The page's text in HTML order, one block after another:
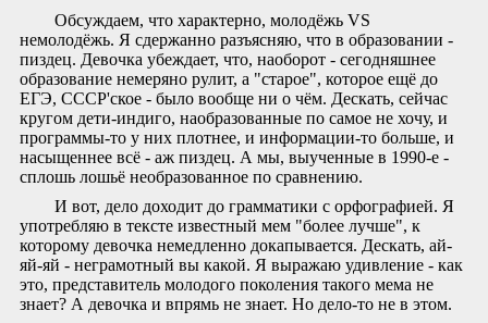
Обсуждаем, что характерно, молодёжь VS
немолодёжь. Я сдержанно разъясняю, что в образовании -
пиздец. Девочка убеждает, что, наоборот - сегодняшнее
образование немеряно рулит, а "старое", которое ещё до
ЕГЭ, СССР'ское - было вообще ни о чём. Дескать, сейчас
кругом дети-индиго, наобразованные по самое не хочу, и
программы-то у них плотнее, и информации-то больше, и
насыщеннее всё - аж пиздец. А мы, выученные в 1990-е -
сплошь лошьё необразованное по сравнению.
И вот, дело доходит до грамматики с орфографией. Я
употребляю в тексте известный мем "более лучше", к
которому девочка немедленно докапывается. Дескать, ай-
яй-яй - неграмотный вы какой. Я выражаю удивление - как
это, представитель молодого поколения такого мема не
знает? А девочка и впрямь не знает. Но дело-то не в этом.